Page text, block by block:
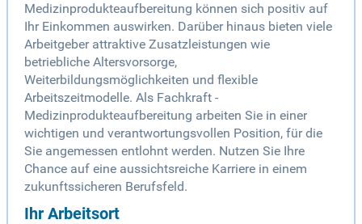
Medizinprodukteaufbereitung können sich positiv auf
Ihr Einkommen auswirken. Darüber hinaus bieten viele
Arbeitgeber attraktive Zusatzleistungen wie
betriebliche Altersvorsorge,
Weiterbildungsmöglichkeiten und flexible
Arbeitszeitmodelle. Als Fachkraft -
Medizinprodukteaufbereitung arbeiten Sie in einer
wichtigen und verantwortungsvollen Position, für die
Sie angemessen entlohnt werden. Nutzen Sie Ihre
Chance auf eine aussichtsreiche Karriere in einem
zukunftssicheren Berufsfeld.
Ihr Arbeitsort